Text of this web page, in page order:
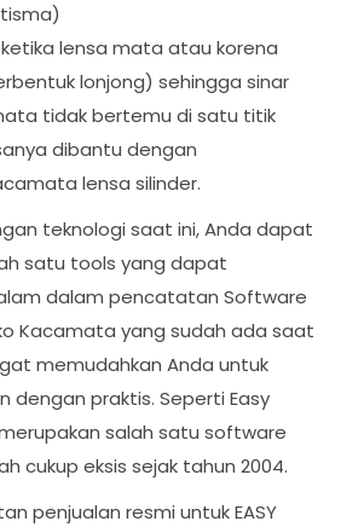
lensa mata atau korena
lonjong) sehingga sinar
tidak bertemu di satu titik
dibantu dengan
lensa silinder.
teknologi saat ini, Anda dapat
satu tools yang dapat
dalam pencatatan Software
Kacamata yang sudah ada saat
memudahkan Anda untuk
dengan praktis. Seperti Easy
salah satu software
cukup eksis sejak tahun 2004.
penjualan resmi untuk EASY